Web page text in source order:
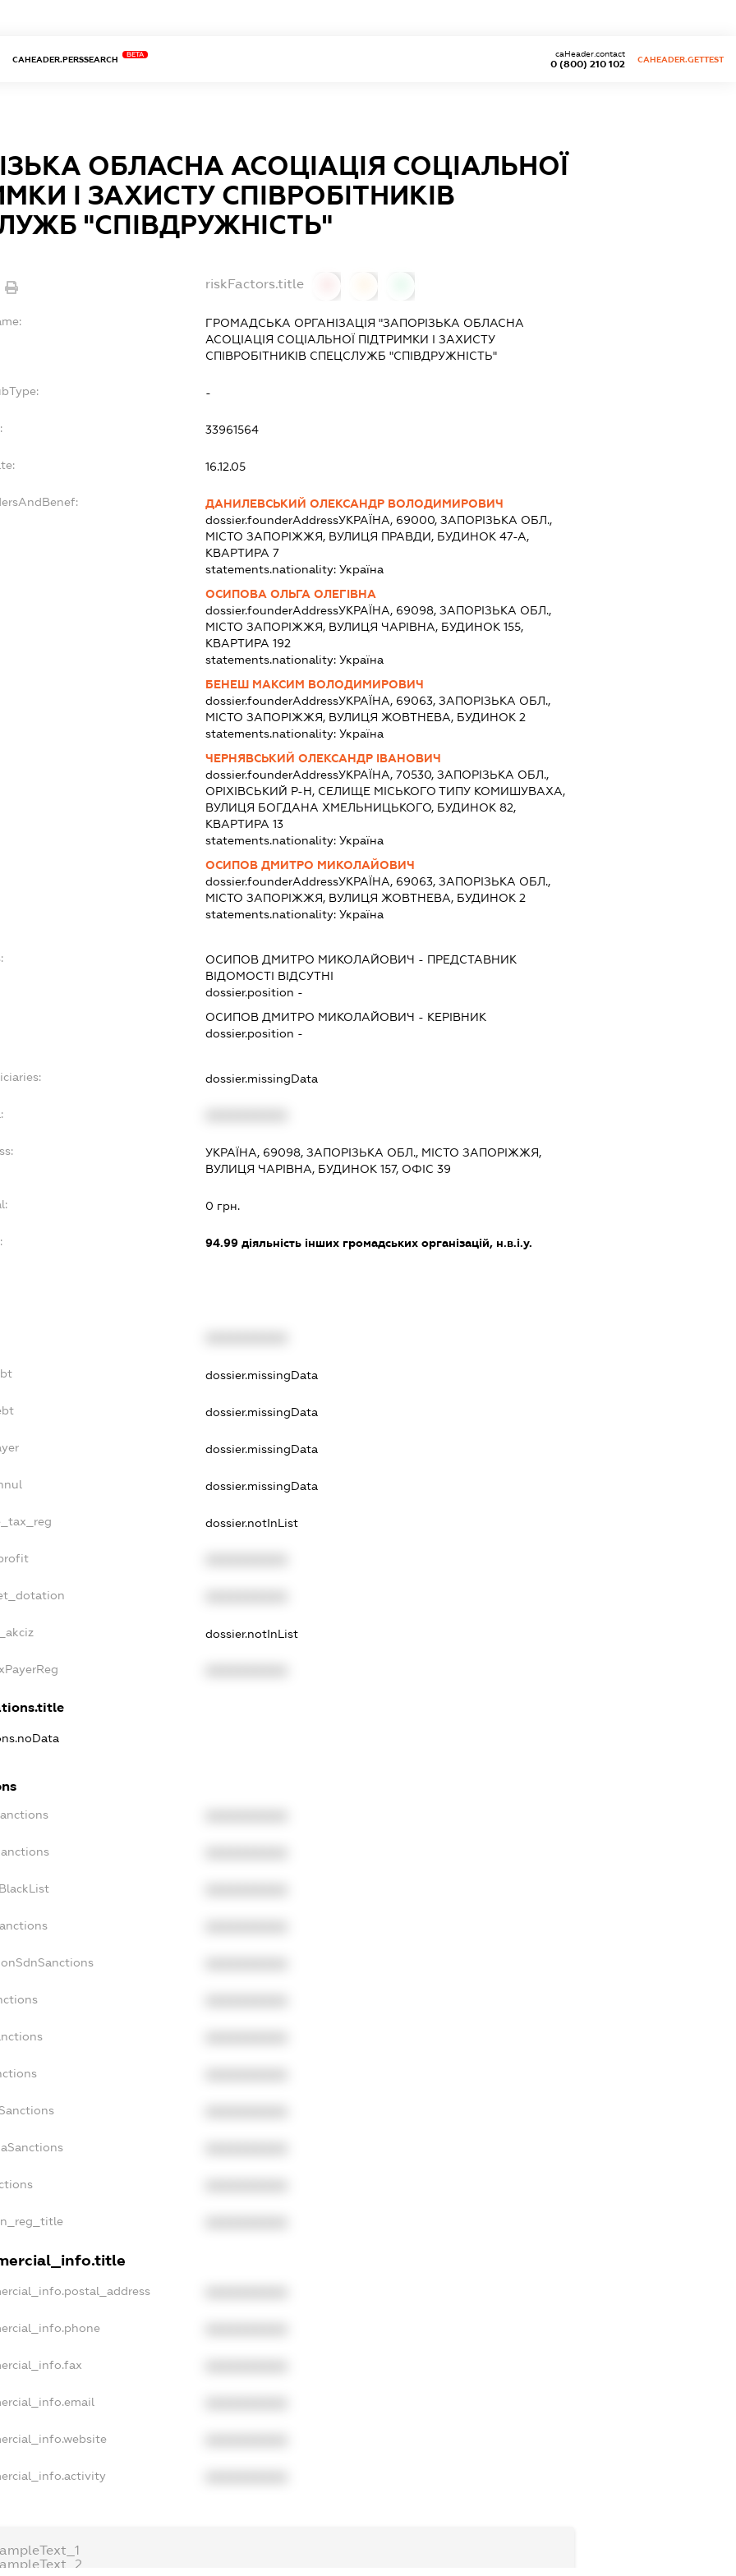
CAHEADER.PERSSEARCH
BETA
0 (800) 210 102
caHeader.contact
CAHEADER.GETTEST
ОБЛАСНА АСОЦІАЦІЯ СОЦІАЛЬНОЇ
І ЗАХИСТУ СПІВРОБІТНИКІВ
"СПІВДРУЖНІСТЬ"
riskFactors.title
ГРОМАДСЬКА ОРГАНІЗАЦІЯ "ЗАПОРІЗЬКА ОБЛАСНА
АСОЦІАЦІЯ СОЦІАЛЬНОЇ ПІДТРИМКИ І ЗАХИСТУ
СПІВРОБІТНИКІВ СПЕЦСЛУЖБ "СПІВДРУЖНІСТЬ"
-
33961564
16.12.05
ДАНИЛЕВСЬКИЙ ОЛЕКСАНДР ВОЛОДИМИРОВИЧ
dossier.founderAddressУКРАЇНА, 69000, ЗАПОРІЗЬКА ОБЛ.,
МІСТО ЗАПОРІЖЖЯ, ВУЛИЦЯ ПРАВДИ, БУДИНОК 47-А,
КВАРТИРА 7
statements.nationality:Україна
ОСИПОВА ОЛЬГА ОЛЕГІВНА
dossier.founderAddressУКРАЇНА, 69098, ЗАПОРІЗЬКА ОБЛ.,
МІСТО ЗАПОРІЖЖЯ, ВУЛИЦЯ ЧАРІВНА, БУДИНОК 155,
КВАРТИРА 192
statements.nationality:Україна
БЕНЕШ МАКСИМ ВОЛОДИМИРОВИЧ
dossier.founderAddressУКРАЇНА, 69063, ЗАПОРІЗЬКА ОБЛ.,
МІСТО ЗАПОРІЖЖЯ, ВУЛИЦЯ ЖОВТНЕВА, БУДИНОК 2
statements.nationality:Україна
ЧЕРНЯВСЬКИЙ ОЛЕКСАНДР ІВАНОВИЧ
dossier.founderAddressУКРАЇНА, 70530, ЗАПОРІЗЬКА ОБЛ.,
ОРІХІВСЬКИЙ Р-Н, СЕЛИЩЕ МІСЬКОГО ТИПУ КОМИШУВАХА,
ВУЛИЦЯ БОГДАНА ХМЕЛЬНИЦЬКОГО, БУДИНОК 82,
КВАРТИРА 13
statements.nationality:Україна
ОСИПОВ ДМИТРО МИКОЛАЙОВИЧ
dossier.founderAddressУКРАЇНА, 69063, ЗАПОРІЗЬКА ОБЛ.,
МІСТО ЗАПОРІЖЖЯ, ВУЛИЦЯ ЖОВТНЕВА, БУДИНОК 2
statements.nationality:Україна
ОСИПОВ ДМИТРО МИКОЛАЙОВИЧ - ПРЕДСТАВНИК
ВІДОМОСТІ ВІДСУТНІ
dossier.position -
ОСИПОВ ДМИТРО МИКОЛАЙОВИЧ - КЕРІВНИК
dossier.position -
dossier.missingData
УКРАЇНА, 69098, ЗАПОРІЗЬКА ОБЛ., МІСТО ЗАПОРІЖЖЯ,
ВУЛИЦЯ ЧАРІВНА, БУДИНОК 157, ОФІС 39
0 грн.
94.99 діяльність інших громадських організацій, н.в.і.у.
dossier.missingData
dossier.missingData
dossier.missingData
dossier.missingData
dossier.notInList
dossier.notInList